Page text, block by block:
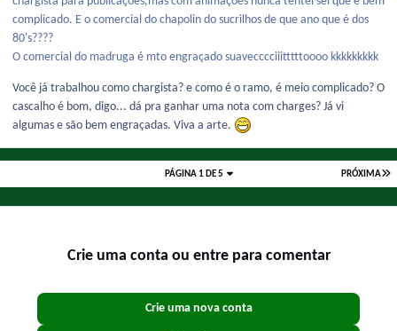
complicado. E o comercial do chapolin do sucrilhos de que ano que é dos
80's????
O comercial do madruga é mto engraçado suavecccciiitttttoooo kkkkkkkkk
Você já trabalhou como chargista? e como é o ramo, é meio complicado? O
cascalho é bom, digo... dá pra ganhar uma nota com charges? Já vi
algumas e são bem engraçadas. Viva a arte.
PRÓXIMA
PÁGINA 1 DE 5
Crie uma conta ou entre para comentar
Crie uma nova conta